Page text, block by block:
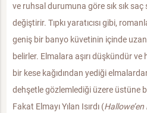
ve ruhsal durumuna göre sık sık saç
değiştirir. Tıpkı yaratıcısı gibi,
geniş bir banyo küvetinin içinde
belirler. Elmalara aşırı düşkündür ve
bir kese kağıdından yediği
dehşetle gözlemlediği üzere üstüne
Fakat Elmayı Yılan Isırdı (